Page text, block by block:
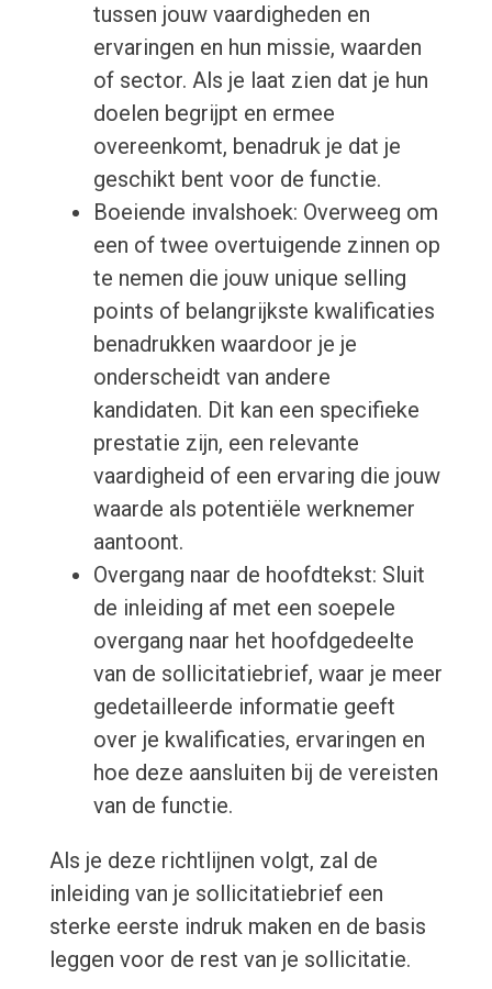
tussen jouw vaardigheden en
ervaringen en hun missie, waarden
of sector. Als je laat zien dat je hun
doelen begrijpt en ermee
overeenkomt, benadruk je dat je
geschikt bent voor de functie.
Boeiende invalshoek: Overweeg om
een of twee overtuigende zinnen op
te nemen die jouw unique selling
points of belangrijkste kwalificaties
benadrukken waardoor je je
onderscheidt van andere
kandidaten. Dit kan een specifieke
prestatie zijn, een relevante
vaardigheid of een ervaring die jouw
waarde als potentiële werknemer
aantoont.
Overgang naar de hoofdtekst: Sluit
de inleiding af met een soepele
overgang naar het hoofdgedeelte
van de sollicitatiebrief, waar je meer
gedetailleerde informatie geeft
over je kwalificaties, ervaringen en
hoe deze aansluiten bij de vereisten
van de functie.
Als je deze richtlijnen volgt, zal de
inleiding van je sollicitatiebrief een
sterke eerste indruk maken en de basis
leggen voor de rest van je sollicitatie.